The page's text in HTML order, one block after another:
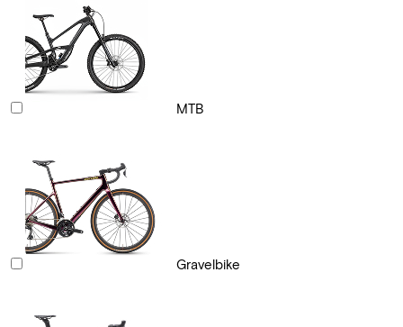
MTB
Gravelbike